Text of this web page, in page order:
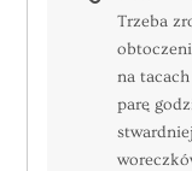
Trzeba
na
parę